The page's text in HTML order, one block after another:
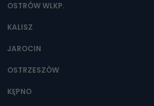
OSTRÓW WLKP.
KALISZ
JAROCIN
OSTRZESZÓW
KĘPNO